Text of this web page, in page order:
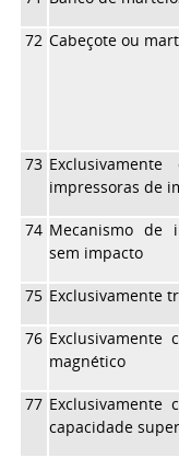
72 Cabeçote ou
73
impressoras de
74 Mecanismo de
sem impacto
75 Exclusivamente
76 Exclusivamente
magnético
77 Exclusivamente
capacidade